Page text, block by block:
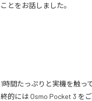
ことをお話しました。
1時間たっぷりと実機を触っ
終的には Osmo Pocket 3 を